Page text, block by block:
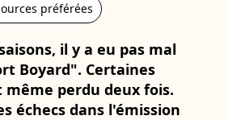
préférées
il y a eu pas mal
Boyard". Certaines
perdu deux fois.
échecs dans l'émission